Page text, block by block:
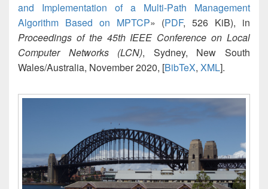
and Implementation of a Multi-Path Management
Algorithm Based on MPTCP» (PDF, 526 KiB), in
Proceedings of the 45th IEEE Conference on Local
Computer Networks (LCN), Sydney, New South
Wales/Australia, November 2020, [BibTeX, XML].